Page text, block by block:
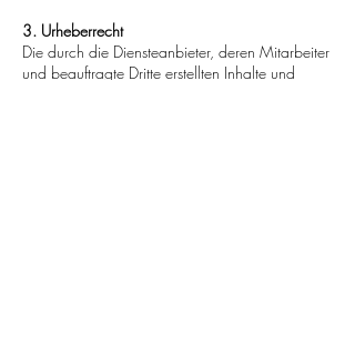
3. Urheberrecht
Die durch die Diensteanbieter, deren Mitarbeiter
und beauftragte Dritte erstellten Inhalte und